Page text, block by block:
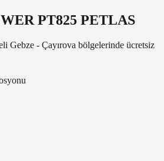
PT825 PETLAS
Gebze - Çayırova bölgelerinde ücretsiz